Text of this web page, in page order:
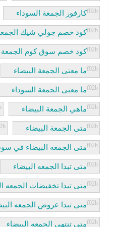
كارفور الجمعة السوداء
كود خصم جولي شيك الجمعة
كود خصم سوق كوم الجمعة
ما معنى الجمعة البيضاء
ما معنى الجمعة السوداء
ماهي الجمعة البيضاء
متى الجمعة البيضاء
متى الجمعه البيضاء في
متى تبدا الجمعه البيضاء
متى تبدا تخفيضات الجمعه
متى تبدا عروض الجمعه
متى تنتهي الجمعه البيضاء